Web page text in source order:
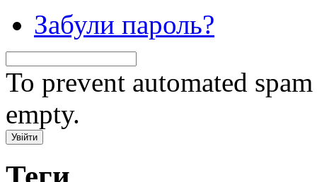
Забули пароль?
To prevent automated
empty.